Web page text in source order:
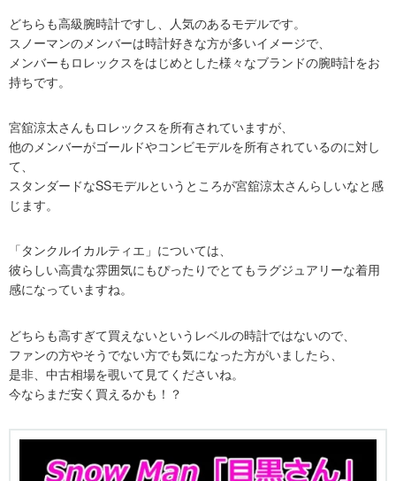
どちらも高級腕時計ですし、人気のあるモデルです。
スノーマンのメンバーは時計好きな方が多いイメージで、
メンバーもロレックスをはじめとした様々なブランドの腕時計をお
持ちです。
宮舘涼太さんもロレックスを所有されていますが、
他のメンバーがゴールドやコンビモデルを所有されているのに対し
て、
スタンダードなSSモデルというところが宮舘涼太さんらしいなと感
じます。
「タンクルイカルティエ」については、
彼らしい高貴な雰囲気にもぴったりでとてもラグジュアリーな着用
感になっていますね。
どちらも高すぎて買えないというレベルの時計ではないので、
ファンの方やそうでない方でも気になった方がいましたら、
是非、中古相場を覗いて見てくださいね。
今ならまだ安く買えるかも！？